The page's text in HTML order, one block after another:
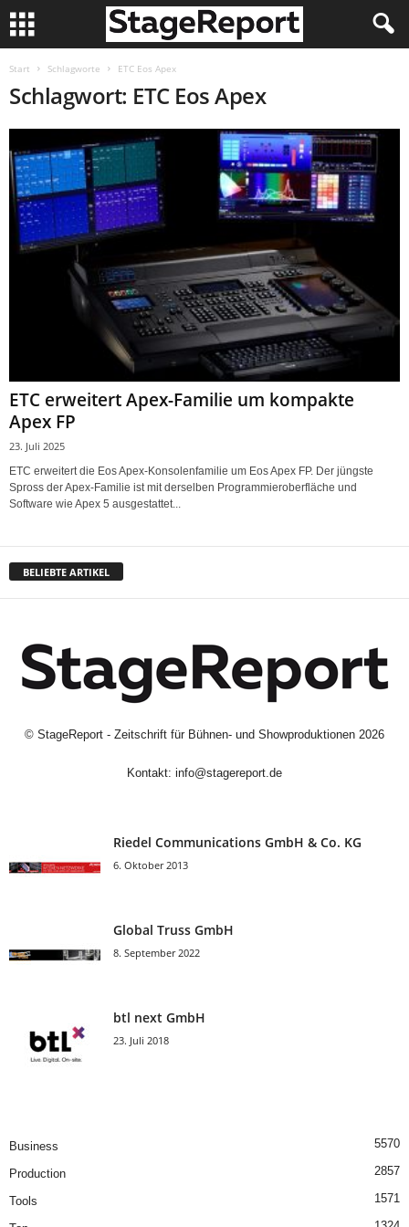
Start Schlagworte ETC Eos Apex
Schlagwort: ETC Eos Apex
ETC erweitert Apex-Familie um kompakte
Apex FP
23. Juli 2025
ETC erweitert die Eos Apex-Konsolenfamilie um Eos Apex FP. Der jüngste
Spross der Apex-Familie ist mit derselben Programmieroberfläche und
Software wie Apex 5 ausgestattet...
BELIEBTE ARTIKEL
© StageReport - Zeitschrift für Bühnen- und Showproduktionen 2026
Kontakt: info@stagereport.de
Riedel Communica­tions GmbH & Co. KG
6. Oktober 2013
Global Truss GmbH
8. September 2022
btl next GmbH
23. Juli 2018
Business 5570
Production 2857
Tools 1571